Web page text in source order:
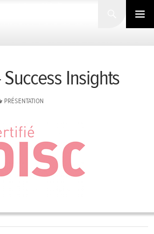
Success Insights
PRÉSENTATION